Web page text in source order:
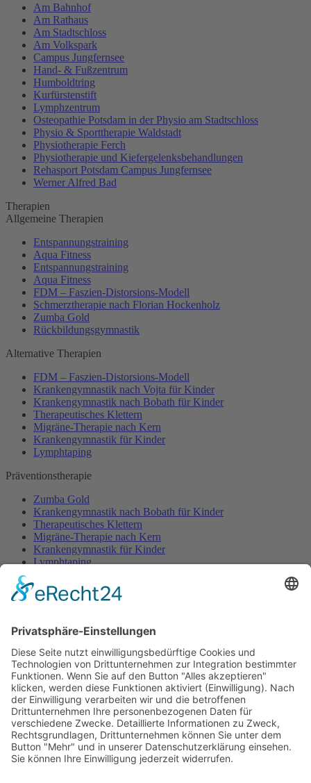
Am Bahnhof
Am Rathaus
Am Stadtschloss
Am Volkspark
Campus Jungfernsee
Hand- & Fußzentrum
Humboldtring
Kurfürstenstift
Lymphzentrum
Osteopathie Potsdam in der Physio am Stadtschloss
Physio & Sporttherapie Waldstadt
Physiotherapie Ferch
Physiotherapie und Kiefergelenksbehandlungen
Rehasport Potsdam Campus Jungfernsee
Werner Alfred Bad
Therapien
Allgemeine Therapien
Entspannungstraining
Aqua Fitness
Entspannungstraining
Aqua Fitness
FDM – Faszien-Distorsions-Modell
Schmerztherapie nach Florian Hockenholz
Zumba Gold
Rückbildungsgymnastik
Alternative Therapien
FDM – Faszien-Distorsions-Modell
Krankengymnastik nach Vojta für Kinder
Krankengymnastik nach Bobath für Kinder
Therapeutisches Klettern
Migräne-Therapie nach Kern
Krankengymnastik für Kinder
Lymphtaping
Präventionstherapie
Zumba Gold
Krankengymnastik nach Bobath für Kinder
Therapeutisches Klettern
Migräne-Therapie nach Kern
Krankengymnastik für Kinder
Lymphtaping
Rücken Therapie
Aqua Fitness
FDM – Faszien-Distorsions-Modell
Zumba Gold
Rückbildungsgymnastik
Kinder Therapie
Krankengymnastik nach Vojta für Kinder
Krankengymnastik nach Bobath für Kinder
Krankengymnastik für Kinder